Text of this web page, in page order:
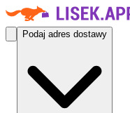
Podaj adres dostawy